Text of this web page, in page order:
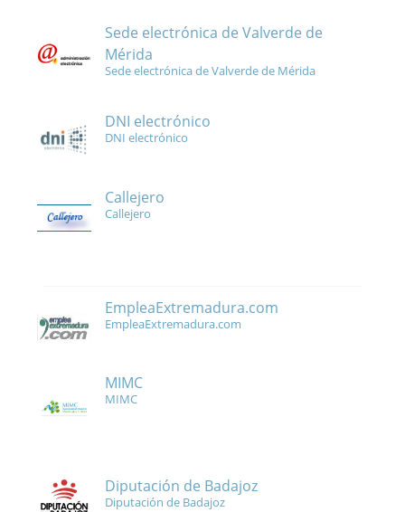
Sede electrónica de Valverde de
Mérida
Sede electrónica de Valverde de Mérida
DNI electrónico
DNI electrónico
Callejero
Callejero
EmpleaExtremadura.com
EmpleaExtremadura.com
MIMC
MIMC
Diputación de Badajoz
Diputación de Badajoz